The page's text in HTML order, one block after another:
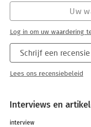
Schrijf een recensie
Lees ons recensiebeleid
Uw
Log in om uw waardering
Interviews en
interview